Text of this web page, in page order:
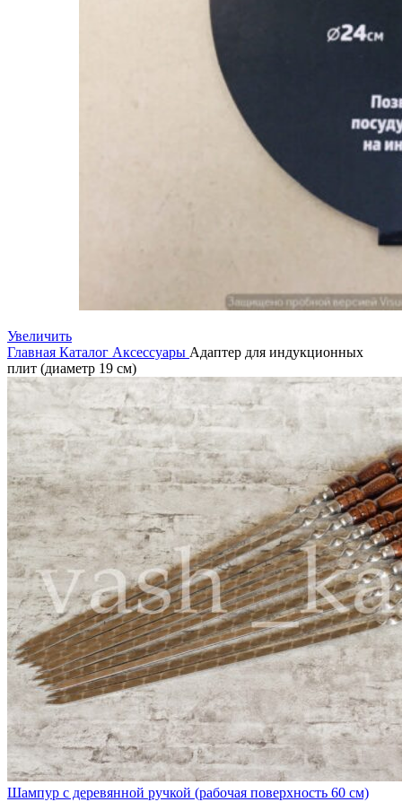
Увеличить
Главная Каталог Аксессуары Адаптер для индукционных
плит (диаметр 19 см)
Шампур с деревянной ручкой (рабочая поверхность 60 см)